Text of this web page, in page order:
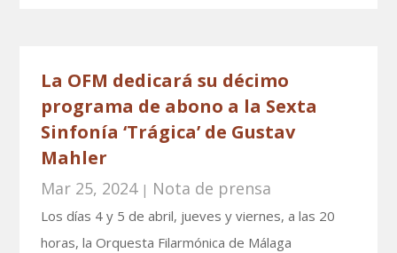
La OFM dedicará su décimo
programa de abono a la Sexta
Sinfonía ‘Trágica’ de Gustav
Mahler
Mar 25, 2024| Nota de prensa
Los días 4 y 5 de abril, jueves y viernes, a las 20
horas, la Orquesta Filarmónica de Málaga